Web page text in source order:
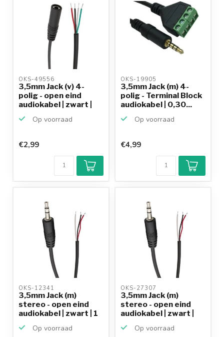
OKS-49556
3,5mm Jack (v) 4-
polig - open eind
audiokabel | zwart |
Op voorraad
€2,99
OKS-19905
3,5mm Jack (m) 4-
polig - Terminal Block
audiokabel | 0,30...
Op voorraad
€4,99
OKS-12341
3,5mm Jack (m)
stereo - open eind
audiokabel | zwart | 1
Op voorraad
OKS-27307
3,5mm Jack (m)
stereo - open eind
audiokabel | zwart |
Op voorraad